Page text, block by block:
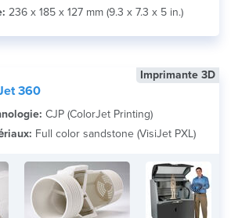
236 x 185 x 127 mm (9.3 x 7.3 x 5 in.)
Imprimante 3D
360
CJP (ColorJet Printing)
Full color sandstone (VisiJet PXL)